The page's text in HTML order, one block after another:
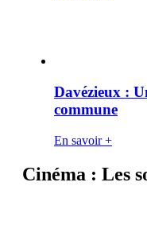
Davézieux :
commune
En savoir +
Cinéma : Les